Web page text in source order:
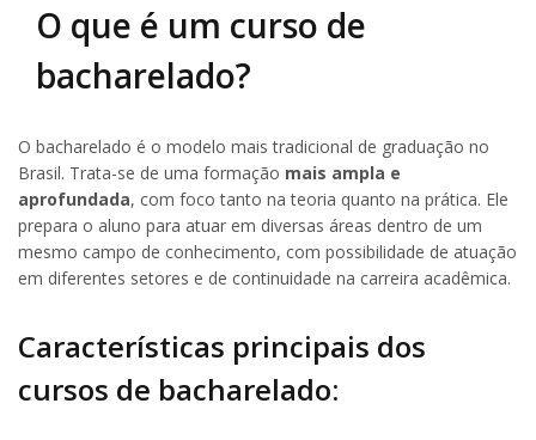
O que é um curso de
bacharelado?
O bacharelado é o modelo mais tradicional de graduação no
Brasil. Trata-se de uma formação mais ampla e
aprofundada, com foco tanto na teoria quanto na prática. Ele
prepara o aluno para atuar em diversas áreas dentro de um
mesmo campo de conhecimento, com possibilidade de atuação
em diferentes setores e de continuidade na carreira acadêmica.
Características principais dos
cursos de bacharelado: